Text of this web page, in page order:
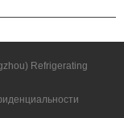
Refrigerating